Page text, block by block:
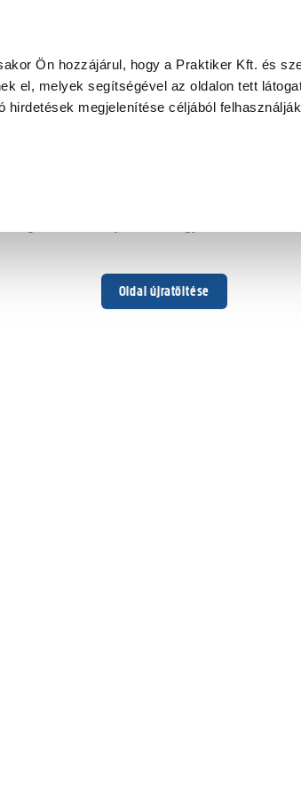
Ön hozzájárul, hogy a Praktiker Kft. és
el, melyek segítségével az oldalon tett
hirdetések megjelenítése céljából
Oldal újratöltése